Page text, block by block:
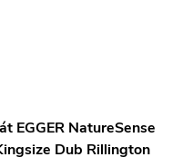
EGGER NatureSense
Dub Rillington